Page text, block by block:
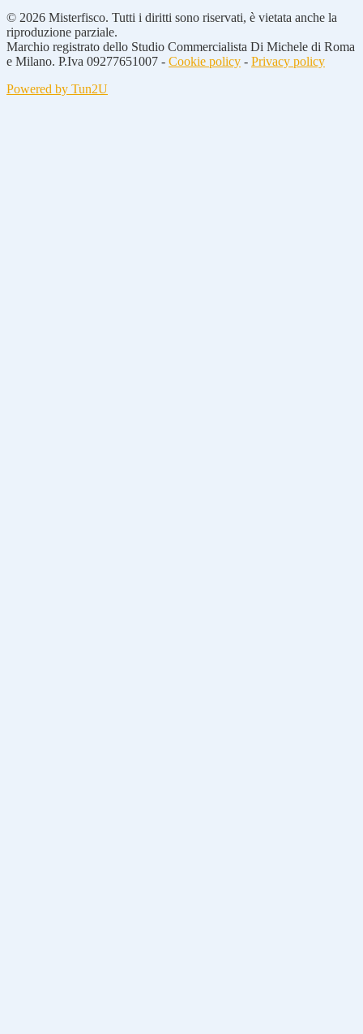
© 2026 Misterfisco. Tutti i diritti sono riservati, è vietata anche la
riproduzione parziale.
Marchio registrato dello Studio Commercialista Di Michele di Roma
e Milano. P.Iva 09277651007 - Cookie policy - Privacy policy
Powered by Tun2U